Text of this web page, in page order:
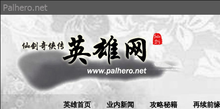
英雄首页 业内新闻 攻略秘籍 再续前缘